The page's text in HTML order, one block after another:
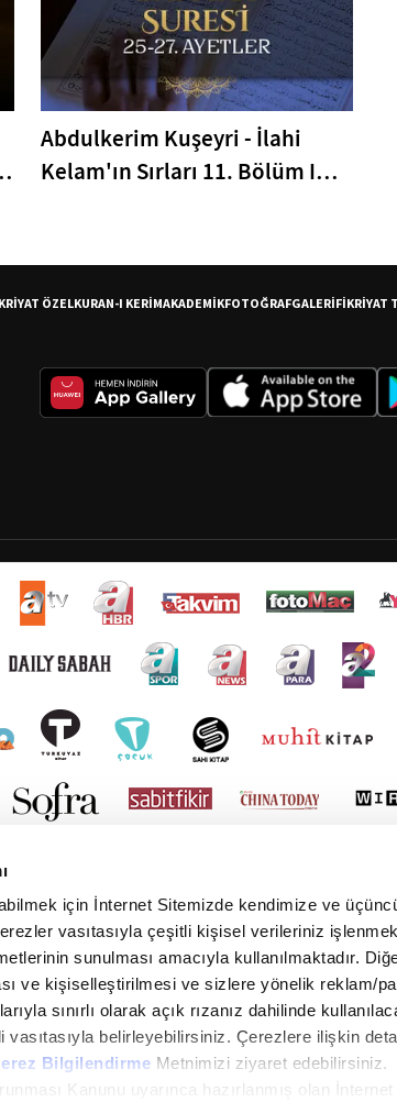
için İnternet Sitemizde kendimize ve
vasıtasıyla çeşitli kişisel verileriniz
sunulması amacıyla kullanılmaktadır.
ve kişiselleştirilmesi ve sizlere yönelik reklam/
sınırlı olarak açık rızanız dahilinde
belirleyebilirsiniz. Çerezlere ilişkin
Bilgilendirme Metnimizi ziyaret edebilirsiniz.
Kanunu uyarınca hazırlanmış olan İnternet
Abdulkerim Kuşeyri - İlahi
Kelam'ın Sırları 11. Bölüm I
ÖZELKURAN-I KERİMAKADEMİKFOTOĞRAFGALERİFİKRİYAT